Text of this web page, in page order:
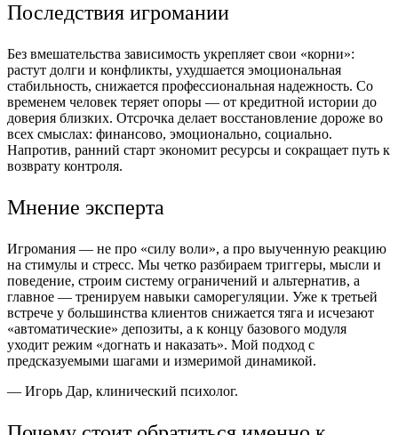
Последствия игромании
Без вмешательства зависимость укрепляет свои «корни»:
растут долги и конфликты, ухудшается эмоциональная
стабильность, снижается профессиональная надежность. Со
временем человек теряет опоры — от кредитной истории до
доверия близких. Отсрочка делает восстановление дороже во
всех смыслах: финансово, эмоционально, социально.
Напротив, ранний старт экономит ресурсы и сокращает путь к
возврату контроля.
Мнение эксперта
Игромания — не про «силу воли», а про выученную реакцию
на стимулы и стресс. Мы четко разбираем триггеры, мысли и
поведение, строим систему ограничений и альтернатив, а
главное — тренируем навыки саморегуляции. Уже к третьей
встрече у большинства клиентов снижается тяга и исчезают
«автоматические» депозиты, а к концу базового модуля
уходит режим «догнать и наказать». Мой подход с
предсказуемыми шагами и измеримой динамикой.
— Игорь Дар, клинический психолог.